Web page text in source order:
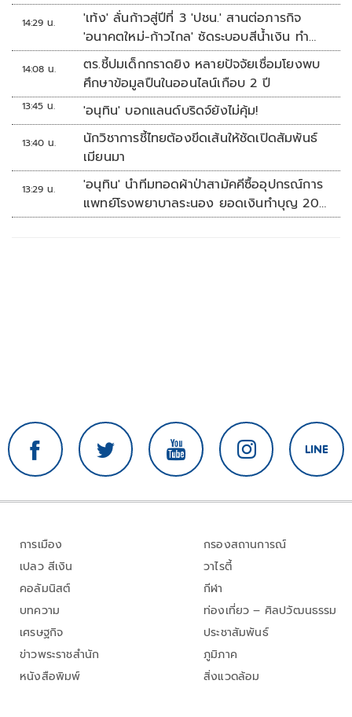
14:29 น.
'เท้ง' ลั่นก้าวสู่ปีที่ 3 'ปชน.' สานต่อภารกิจ
'อนาคตใหม่-ก้าวไกล' ซัดระบอบสีน้ำเงิน ทำ
หลักนิติรัฐ-นิติธรรมสั่นคลอน
14:08 น.
ตร.ชี้ปมเด็กกราดยิง หลายปัจจัยเชื่อมโยงพบ
ศึกษาข้อมูลปืนในออนไลน์เกือบ 2 ปี
13:45 น. 'อนุทิน' บอกแลนด์บริดจ์ยังไม่คุ้ม!
13:40 น.
นักวิชาการชี้ไทยต้องขีดเส้นให้ชัดเปิดสัมพันธ์
เมียนมา
13:29 น.
'อนุทิน' นำทีมทอดผ้าป่าสามัคคีซื้ออุปกรณ์การ
แพทย์โรงพยาบาลระนอง ยอดเงินทำบุญ 20
ล้านบาท
การเมือง
เปลว สีเงิน
คอลัมนิสต์
บทความ
เศรษฐกิจ
ข่าวพระราชสำนัก
หนังสือพิมพ์
กรองสถานการณ์
วาไรตี้
กีฬา
ท่องเที่ยว – ศิลปวัฒนธรรม
ประชาสัมพันธ์
ภูมิภาค
สิ่งแวดล้อม